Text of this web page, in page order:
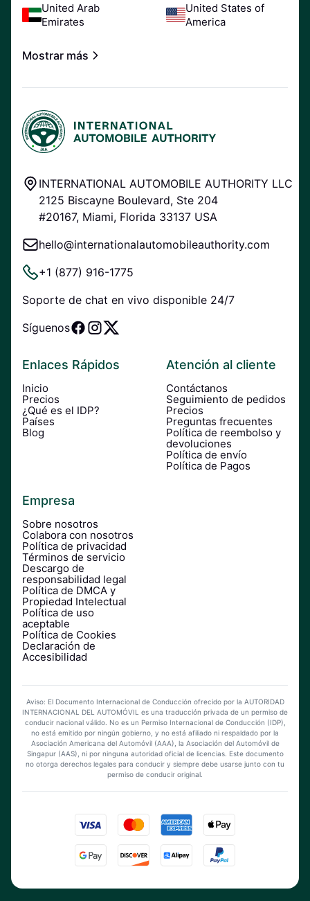
United Arab
Emirates
United States of
America
Mostrar más
INTERNATIONAL AUTOMOBILE AUTHORITY LLC
2125 Biscayne Boulevard, Ste 204
#20167, Miami, Florida 33137 USA
hello@internationalautomobileauthority.com
+1 (877) 916-1775
Soporte de chat en vivo disponible 24/7
Síguenos
Enlaces Rápidos
Inicio
Precios
¿Qué es el IDP?
Países
Blog
Atención al cliente
Contáctanos
Seguimiento de pedidos
Precios
Preguntas frecuentes
Política de reembolso y
devoluciones
Política de envío
Política de Pagos
Empresa
Sobre nosotros
Colabora con nosotros
Política de privacidad
Términos de servicio
Descargo de
responsabilidad legal
Política de DMCA y
Propiedad Intelectual
Política de uso
aceptable
Política de Cookies
Declaración de
Accesibilidad
Aviso: El Documento Internacional de Conducción ofrecido por la AUTORIDAD
INTERNACIONAL DEL AUTOMÓVIL es una traducción privada de un permiso de
conducir nacional válido. No es un Permiso Internacional de Conducción (IDP),
no está emitido por ningún gobierno, y no está afiliado ni respaldado por la
Asociación Americana del Automóvil (AAA), la Asociación del Automóvil de
Singapur (AAS), ni por ninguna autoridad oficial de licencias. Este documento
no otorga derechos legales para conducir y siempre debe usarse junto con tu
permiso de conducir original.